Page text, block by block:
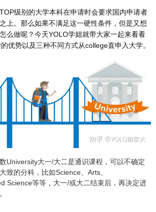
级别的大学本科在申请时会要求国内申请者
上。那么如果不满足这一硬性条件，但是又想
么做呢？今天YOLO学姐就带大家一起来看看
优势以及三种不同方式从college直申入大学。
University大一/大二是通识课程 ，可以不确定
致的分科，比如Science、Arts、
Science等等，大一/或大二结束后，再决定进